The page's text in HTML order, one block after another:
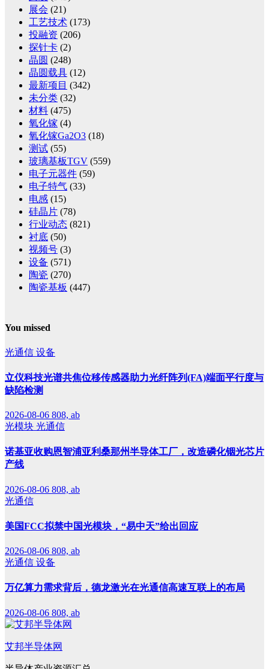
展会 (21)
工艺技术 (173)
投融资 (206)
探针卡 (2)
晶圆 (248)
晶圆载具 (12)
最新项目 (342)
未分类 (32)
材料 (475)
氧化镓 (4)
氧化镓Ga2O3 (18)
测试 (55)
玻璃基板TGV (559)
电子元器件 (59)
电子特气 (33)
电感 (15)
硅晶片 (78)
行业动态 (821)
衬底 (50)
视频号 (3)
设备 (571)
陶瓷 (270)
陶瓷基板 (447)
You missed
光通信 设备
立仪科技光谱共焦位移传感器助力光纤阵列(FA)端面平行度与
缺陷检测
2026-08-06 808, ab
光模块 光通信
诺基亚收购恩智浦亚利桑那州半导体工厂，改造磷化铟光芯片
产线
2026-08-06 808, ab
光通信
美国FCC拟禁中国光模块，“易中天”给出回应
2026-08-06 808, ab
光通信 设备
万亿算力需求背后，德龙激光在光通信高速互联上的布局
2026-08-06 808, ab
艾邦半导体网